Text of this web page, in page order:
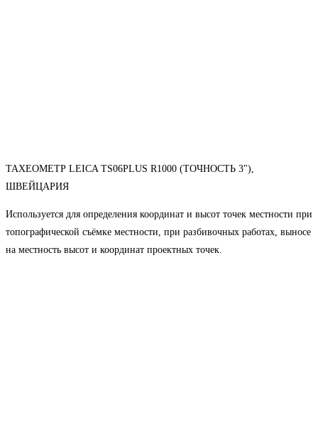
ТАХЕОМЕТР LEICA TS06PLUS R1000 (ТОЧНОСТЬ 3"),
ШВЕЙЦАРИЯ
Используется для определения координат и высот точек местности при
топографической съёмке местности, при разбивочных работах, выносе
на местность высот и координат проектных точек.